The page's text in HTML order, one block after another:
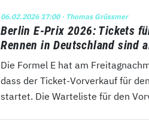
06.02.2026 17:00· Thomas Grüssmer
Berlin E-Prix 2026: Tickets
Rennen in Deutschland sind
Die Formel E hat am
dass der Ticket-Vorverkauf für
startet. Die Warteliste für den